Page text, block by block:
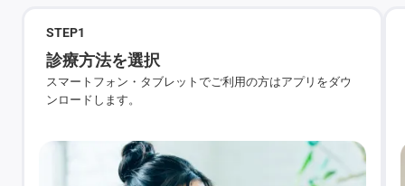
STEP1
診療方法を選択
スマートフォン・タブレットでご利用の方はアプリをダウ
ンロードします。